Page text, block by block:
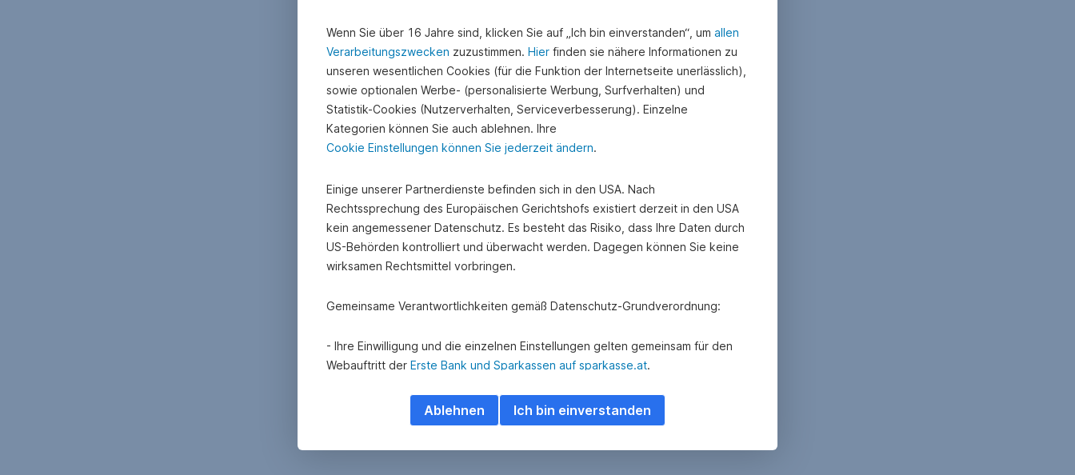
Wenn Sie über 16 Jahre sind, klicken Sie auf „Ich bin einverstanden“, um allen
Verarbeitungszwecken zuzustimmen. Hier finden sie nähere Informationen zu
unseren wesentlichen Cookies (für die Funktion der Internetseite unerlässlich),
sowie optionalen Werbe- (personalisierte Werbung, Surfverhalten) und
Statistik-Cookies (Nutzerverhalten, Serviceverbesserung). Einzelne
Kategorien können Sie auch ablehnen. Ihre
Cookie Einstellungen können Sie jederzeit ändern.
Einige unserer Partnerdienste befinden sich in den USA. Nach
Rechtssprechung des Europäischen Gerichtshofs existiert derzeit in den USA
kein angemessener Datenschutz. Es besteht das Risiko, dass Ihre Daten durch
US-Behörden kontrolliert und überwacht werden. Dagegen können Sie keine
wirksamen Rechtsmittel vorbringen.
Gemeinsame Verantwortlichkeiten gemäß Datenschutz-Grundverordnung:
- Ihre Einwilligung und die einzelnen Einstellungen gelten gemeinsam für den
Webauftritt der Erste Bank und Sparkassen auf sparkasse.at.
- Mit Adform A/S besteht eine gemeinsame Verantwortlichkeit hinsichtlich
Erhebung und Übermittlung personenbezogener Daten über das Adform
Ich bin einverstanden
Ablehnen